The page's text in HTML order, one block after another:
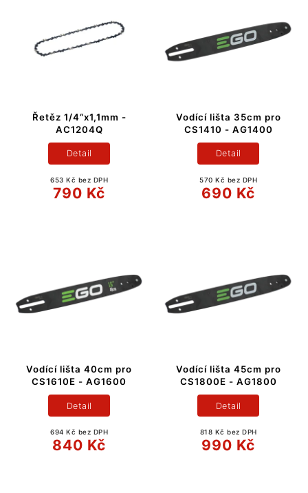
Řetěz 1/4“x1,1mm -
AC1204Q
653 Kč bez DPH
790 Kč
Detail
Vodící lišta 35cm pro
CS1410 - AG1400
570 Kč bez DPH
690 Kč
Detail
Vodící lišta 40cm pro
CS1610E - AG1600
694 Kč bez DPH
840 Kč
Detail
Vodící lišta 45cm pro
CS1800E - AG1800
818 Kč bez DPH
990 Kč
Detail